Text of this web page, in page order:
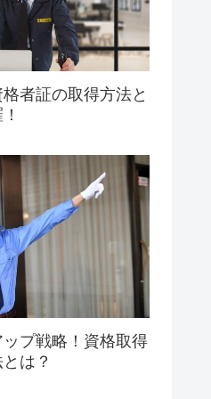
格者証の取得方法と
プ戦略！資格取得
は？